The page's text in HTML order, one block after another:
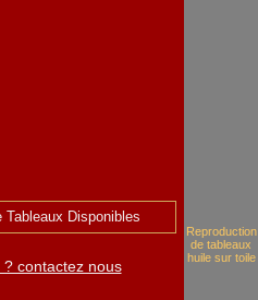
Tableaux Disponibles
? contactez nous
Reproduction
de tableaux
huile sur toile